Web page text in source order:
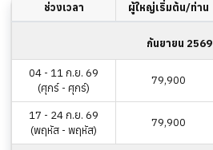
ช่วงเวลา ผู้ใหญ่เริ่มต้น/ท่าน
กันยายน 2569
04 - 11 ก.ย. 69
(ศุกร์ - ศุกร์)
79,900
17 - 24 ก.ย. 69
(พฤหัส - พฤหัส)
79,900